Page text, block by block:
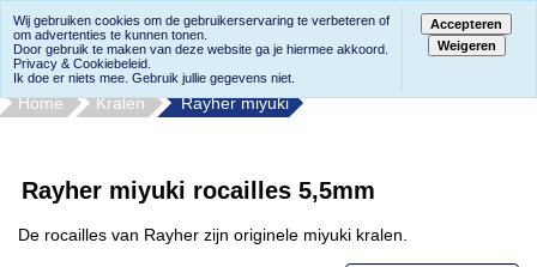
Home Kralen Rayher miyuki
Rayher miyuki rocailles 5,5mm
De rocailles van Rayher zijn originele miyuki kralen.
Wij gebruiken cookies om de gebruikerservaring te verbeteren of
om advertenties te kunnen tonen.
Door gebruik te maken van deze website ga je hiermee akkoord.
Privacy & Cookiebeleid.
Ik doe er niets mee. Gebruik jullie gegevens niet.
Accepteren
Weigeren